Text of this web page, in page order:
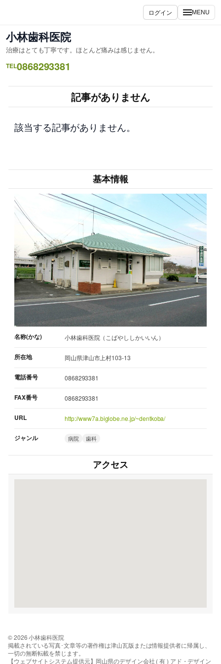
ス
キ
ッ
ログイン MENU
小林歯科医院
治療はとても丁寧です。ほとんど痛みは感じません。
TEL0868293381
記事がありません
該当する記事がありません。
基本情報
名称(かな) 小林歯科医院（こばやししかいいん）
所在地 岡山県津山市上村103-13
電話番号 0868293381
FAX番号 0868293381
URL http://www7a.biglobe.ne.jp/~dentkoba/
ジャンル 病院 歯科
アクセス
© 2026 小林歯科医院
掲載されている写真･文章等の著作権は津山瓦版または情報提供者に帰属し、
一切の無断転載を禁じます。
【ウェブサイトシステム提供元】岡山県のデザイン会社 ( 有 ) アド・デザイン